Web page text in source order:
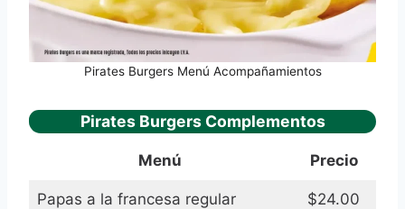
Pirates Burgers Menú Acompañamientos
Pirates Burgers Complementos
Menú Precio
Papas a la francesa regular $24.00